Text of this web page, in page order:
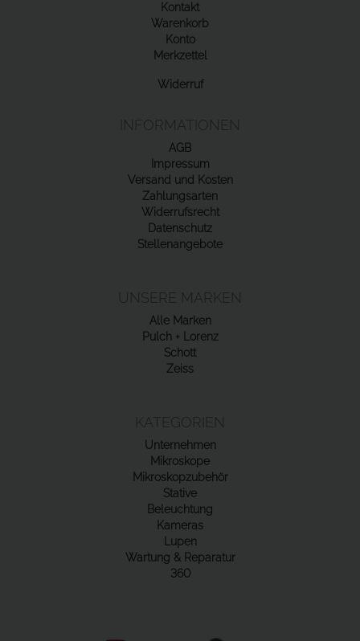
Kontakt
Warenkorb
Konto
Merkzettel
Widerruf
INFORMATIONEN
AGB
Impressum
Versand und Kosten
Zahlungsarten
Widerrufsrecht
Datenschutz
Stellenangebote
UNSERE MARKEN
Alle Marken
Pulch + Lorenz
Schott
Zeiss
KATEGORIEN
Unternehmen
Mikroskope
Mikroskopzubehör
Stative
Beleuchtung
Kameras
Lupen
Wartung & Reparatur
360